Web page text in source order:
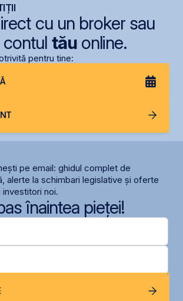
cu un broker sau
tăuonline.
pentru tine:
pe email: ghidul complet de
alerte la schimbari legislative și oferte
noi.
înaintea pieței!